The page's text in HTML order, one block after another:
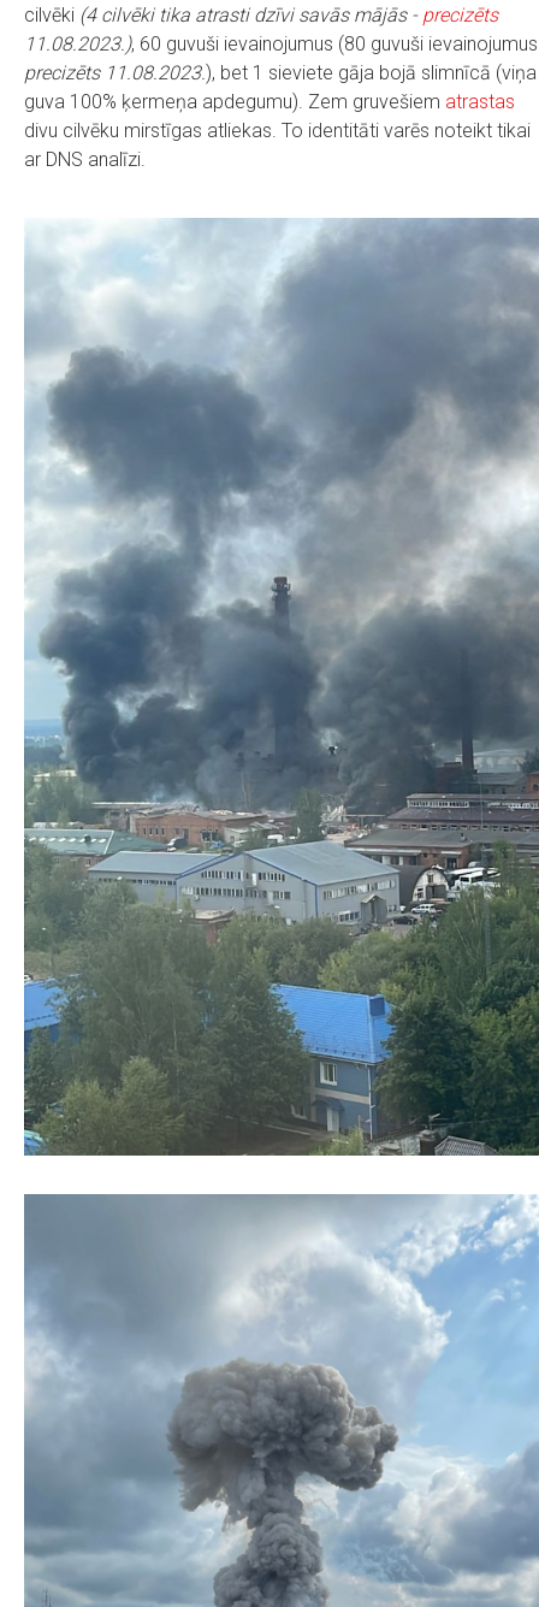
cilvēki (4 cilvēki tika atrasti dzīvi savās mājās - precizēts
11.08.2023.), 60 guvuši ievainojumus (80 guvuši
precizēts 11.08.2023.), bet 1 sieviete gāja bojā slimnīcā (viņa
guva 100% ķermeņa apdegumu). Zem gruvešiem atrastas
divu cilvēku mirstīgas atliekas. To identitāti varēs noteikt tikai
ar DNS analīzi.